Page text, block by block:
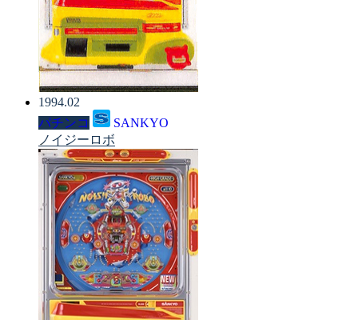
1994.02
パチンコ
SANKYO
ノイジーロボ